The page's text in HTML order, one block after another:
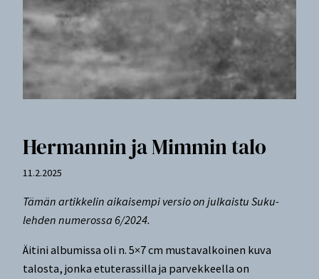
Hermannin ja Mimmin talo
11.2.2025
Tämän artikkelin aikaisempi versio on julkaistu Suku-
lehden numerossa 6/2024.
Äitini albumissa oli n. 5×7 cm mustavalkoinen kuva
talosta, jonka etuterassilla ja parvekkeella on